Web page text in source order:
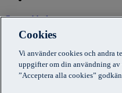
Om webbplatsen
Användarvillkor
Cookiemeddelande
Integritetspolicy
AB Electrolux (publ), SE-105
Cookies
Vi använder cookies och andra
uppgifter om din användning av
”Acceptera alla cookies”